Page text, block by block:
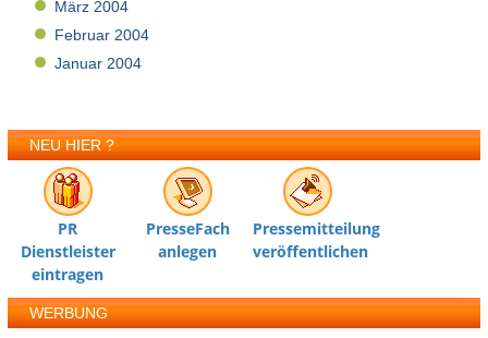
März 2004
Februar 2004
Januar 2004
NEU HIER ?
PR
Dienstleister
eintragen
PresseFach
anlegen
Pressemitteilung
veröffentlichen
WERBUNG